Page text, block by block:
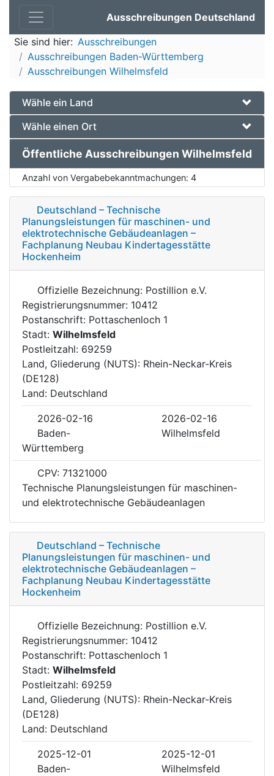
Ausschreibungen Deutschland
Sie sind hier: Ausschreibungen
Ausschreibungen Baden-Württemberg
Ausschreibungen Wilhelmsfeld
Wähle ein Land
Wähle einen Ort
Öffentliche Ausschreibungen Wilhelmsfeld
Anzahl von Vergabebekanntmachungen: 4
Deutschland – Technische
Planungsleistungen für maschinen- und
elektrotechnische Gebäudeanlagen –
Fachplanung Neubau Kindertagesstätte
Hockenheim
Offizielle Bezeichnung: Postillion e.V.
Registrierungsnummer: 10412
Postanschrift: Pottaschenloch 1
Stadt: Wilhelmsfeld
Postleitzahl: 69259
Land, Gliederung (NUTS): Rhein-Neckar-Kreis
(DE128)
Land: Deutschland
2026-02-16
2026-02-16
Baden-
Württemberg
Wilhelmsfeld
CPV: 71321000
Technische Planungsleistungen für maschinen-
und elektrotechnische Gebäudeanlagen
Deutschland – Technische
Planungsleistungen für maschinen- und
elektrotechnische Gebäudeanlagen –
Fachplanung Neubau Kindertagesstätte
Hockenheim
Offizielle Bezeichnung: Postillion e.V.
Registrierungsnummer: 10412
Postanschrift: Pottaschenloch 1
Stadt: Wilhelmsfeld
Postleitzahl: 69259
Land, Gliederung (NUTS): Rhein-Neckar-Kreis
(DE128)
Land: Deutschland
2025-12-01
2025-12-01
Baden-
Wilhelmsfeld